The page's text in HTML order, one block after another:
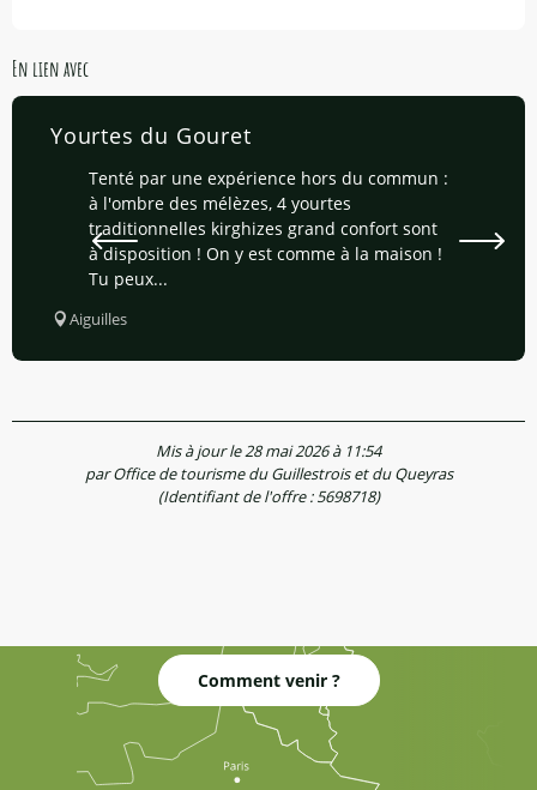
En lien avec
Yourtes du Gouret
Tenté par une expérience hors du commun :
à l'ombre des mélèzes, 4 yourtes
traditionnelles kirghizes grand confort sont
à disposition ! On y est comme à la maison !
Tu peux...
Aiguilles
Mis à jour le 28 mai 2026 à 11:54
par Office de tourisme du Guillestrois et du Queyras
(Identifiant de l'offre :5698718)
Comment venir ?